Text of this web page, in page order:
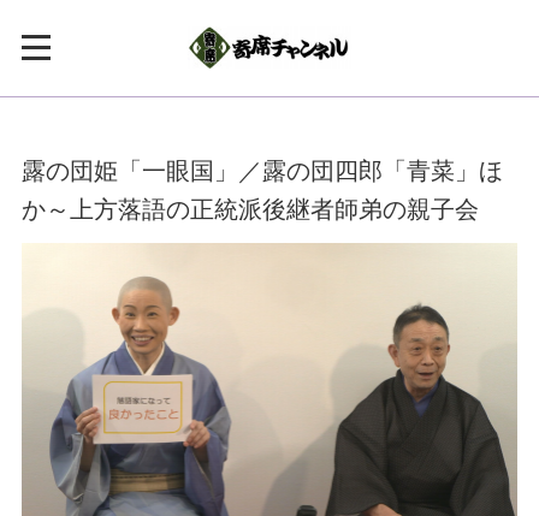
露の団姫「一眼国」／露の団四郎「青菜」ほ
か～上方落語の正統派後継者師弟の親子会